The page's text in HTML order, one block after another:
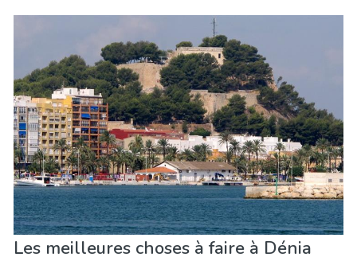
Les meilleures choses à faire à Dénia